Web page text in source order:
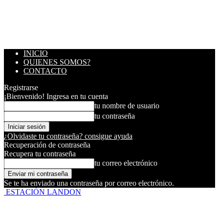
INICIO
QUIENES SOMOS?
CONTACTO
Registrarse
¡Bienvenido! Ingresa en tu cuenta
tu nombre de usuario
tu contraseña
¿Olvidaste tu contraseña? consigue ayuda
Recuperación de contraseña
Recupera tu contraseña
tu correo electrónico
Se te ha enviado una contraseña por correo electrónico.
ESTACIÓN LANDON